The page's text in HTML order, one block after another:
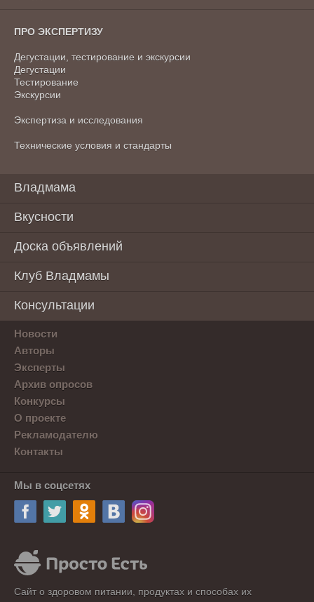
ПРО ЭКСПЕРТИЗУ
Дегустации, тестирование и экскурсии
Дегустации
Тестирование
Экскурсии
Экспертиза и исследования
Технические условия и стандарты
Владмама
Вкусности
Доска объявлений
Клуб Владмамы
Консультации
Новости
Авторы
Эксперты
Архив опросов
Конкурсы
О проекте
Рекламодателю
Контакты
Мы в соцсетях
Сайт о здоровом питании, продуктах и способах их